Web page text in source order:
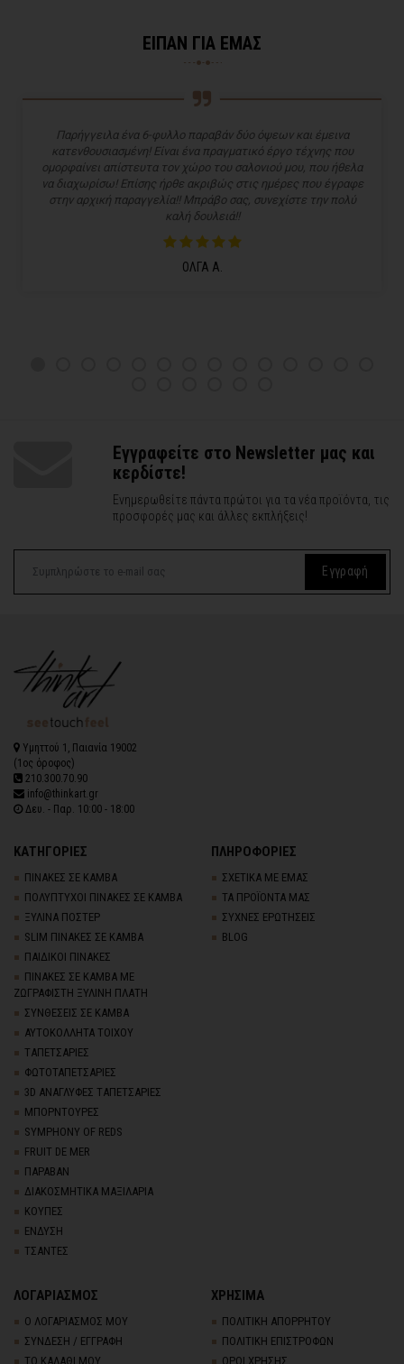
ΕΙΠΑΝ ΓΙΑ ΕΜΑΣ
Παρήγγειλα ένα 6-φυλλο παραβάν δύο όψεων και έμεινα
κατενθουσιασμένη! Είναι ένα πραγματικό έργο τέχνης που
ομορφαίνει απίστευτα τον χώρο του σαλονιού μου, που ήθελα
να διαχωρίσω! Επίσης ήρθε ακριβώς στις ημέρες που έγραφε
στην αρχική παραγγελία!! Μπράβο σας, συνεχίστε την πολύ
καλή δουλειά!!
ΟΛΓΑ Α.
Εγγραφείτε στο Newsletter μας και
κερδίστε!
Ενημερωθείτε πάντα πρώτοι για τα νέα προϊόντα, τις
προσφορές μας και άλλες εκπλήξεις!
Εγγραφή
Υμηττού 1, Παιανία 19002
(1ος όροφος)
210.300.70.90
info@thinkart.gr
Δευ. - Παρ. 10:00 - 18:00
ΚΑΤΗΓΟΡΙΕΣ
ΠΙΝΑΚΕΣ ΣΕ ΚΑΜΒΑ
ΠΟΛΥΠΤΥΧΟΙ ΠΙΝΑΚΕΣ ΣΕ ΚΑΜΒΑ
ΞΥΛΙΝΑ ΠΟΣΤΕΡ
SLIM ΠΙΝΑΚΕΣ ΣΕ ΚΑΜΒΑ
ΠΑΙΔΙΚΟΙ ΠΙΝΑΚΕΣ
ΠΙΝΑΚΕΣ ΣΕ ΚΑΜΒΑ ΜΕ
ΖΩΓΡΑΦΙΣΤΗ ΞΥΛΙΝΗ ΠΛΑΤΗ
ΣΥΝΘΕΣΕΙΣ ΣΕ ΚΑΜΒΑ
ΑΥΤΟΚΟΛΛΗΤΑ ΤΟΙΧΟΥ
TΑΠΕΤΣΑΡΙΕΣ
ΦΩΤΟΤΑΠΕΤΣΑΡΙΕΣ
3D AΝΑΓΛΥΦΕΣ TΑΠΕΤΣΑΡΙΕΣ
ΜΠΟΡΝΤΟΥΡΕΣ
SYMPHONY OF REDS
FRUIT DE MER
ΠΑΡΑΒΑΝ
ΔΙΑΚΟΣΜΗΤΙΚΑ ΜΑΞΙΛΑΡΙΑ
ΚΟΥΠΕΣ
ΕΝΔΥΣΗ
ΤΣΑΝΤΕΣ
ΠΛΗΡΟΦΟΡΙΕΣ
ΣΧΕΤΙΚΑ ΜΕ ΕΜΑΣ
ΤΑ ΠΡΟΪΟΝΤΑ ΜΑΣ
ΣΥΧΝΕΣ ΕΡΩΤΗΣΕΙΣ
BLOG
ΛΟΓΑΡΙΑΣΜΟΣ
Ο ΛΟΓΑΡΙΑΣΜΟΣ ΜΟΥ
ΣΥΝΔΕΣΗ / ΕΓΓΡΑΦΗ
ΤΟ ΚΑΛΑΘΙ ΜΟΥ
ΧΡΗΣΙΜΑ
ΠΟΛΙΤΙΚΗ ΑΠΟΡΡΗΤΟΥ
ΠΟΛΙΤΙΚΗ ΕΠΙΣΤΡΟΦΩΝ
ΟΡΟΙ ΧΡΗΣΗΣ